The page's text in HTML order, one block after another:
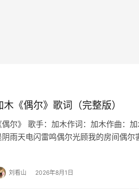
木《偶尔》歌词（完整版）
偶尔》 歌手：加木作词：加木作曲：
阴雨天电闪雷鸣偶尔光顾我的房间偶
刘看山 2026年8月1日